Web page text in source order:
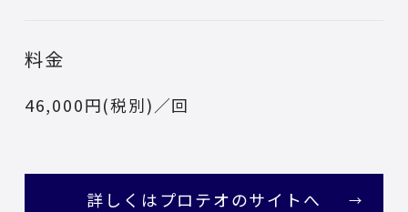
料金
46,000円(税別)／回
詳しくはプロテオのサイトへ